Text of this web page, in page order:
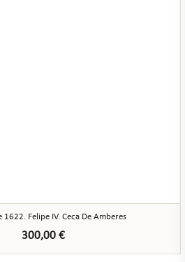
1622. Felipe IV. Ceca De Amberes
300,00 €